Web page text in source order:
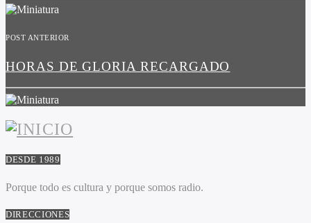
POST ANTERIOR
HORAS DE GLORIA RECARGADO
DESDE 1989
Porque todo es cultura y porque somos radio.
DIRECCIONES